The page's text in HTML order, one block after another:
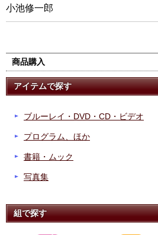
小池修一郎
商品購入
アイテムで探す
ブルーレイ・DVD・CD・ビデオ
プログラム、ほか
書籍・ムック
写真集
組で探す